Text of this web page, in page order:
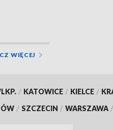
WIĘCEJ
/ KATOWICE / KIELCE /
/ SZCZECIN / WARSZAWA /